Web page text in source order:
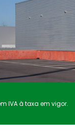
IVA à taxa em vigor.